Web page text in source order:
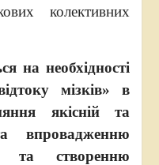
колективних
на необхідності
мізків» в
якісній та
впровадженню
та створенню